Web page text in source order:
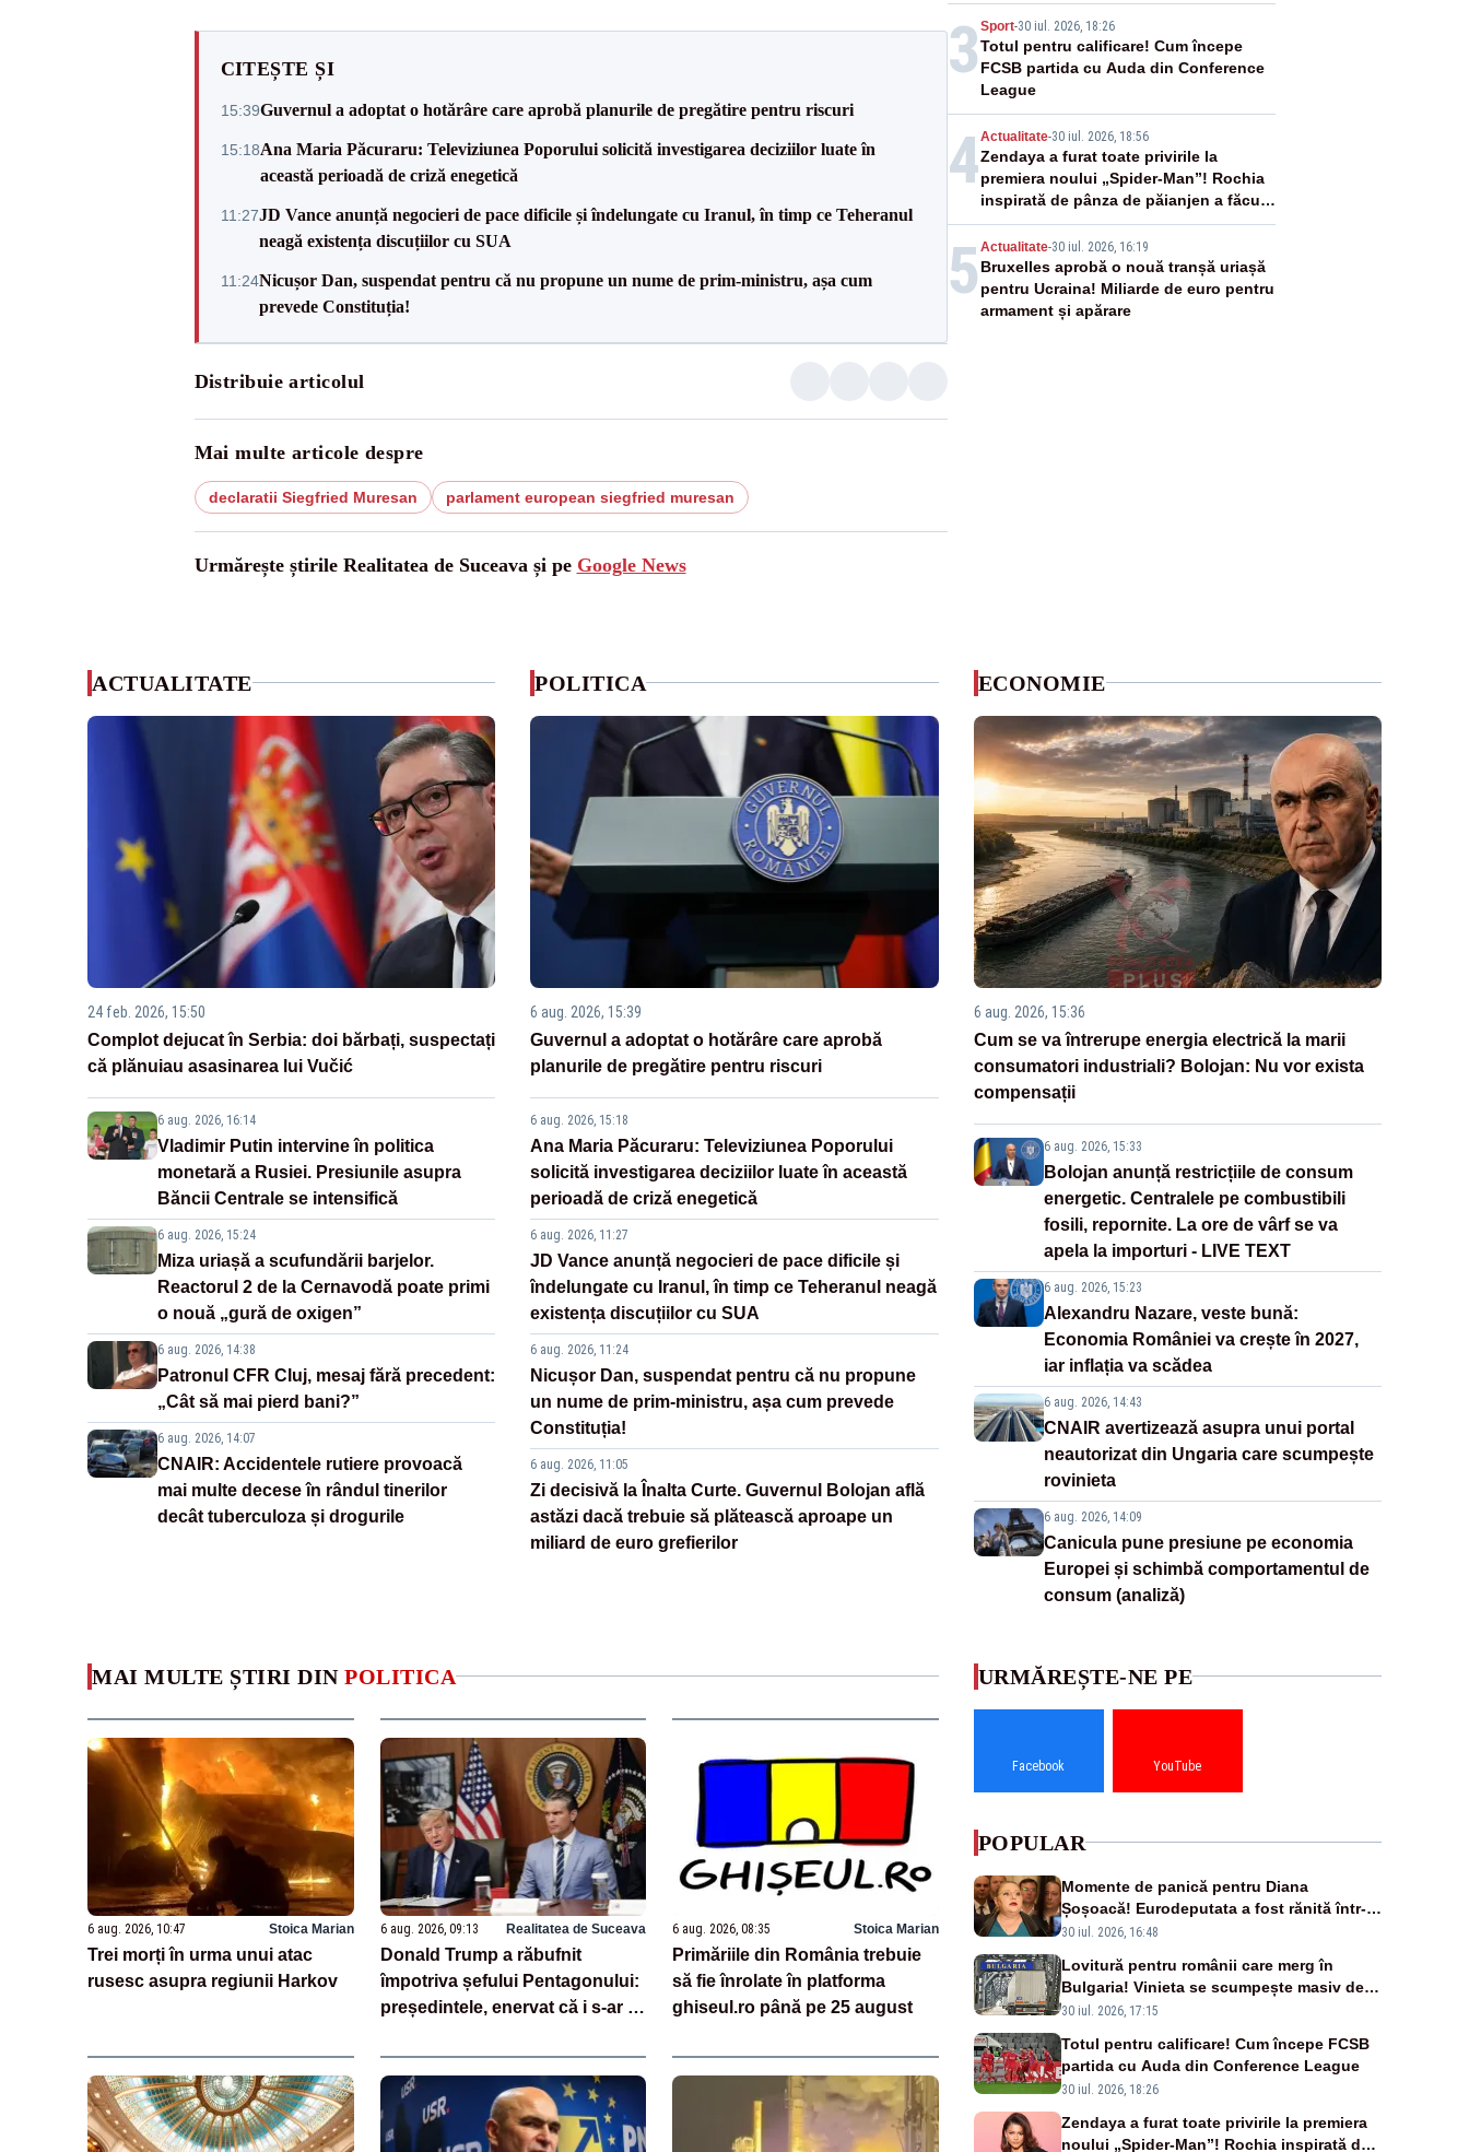
CITEȘTE ȘI
15:39Guvernul a adoptat o hotărâre care aprobă planurile de pregătire pentru riscuri
15:18Ana Maria Păcuraru: Televiziunea Poporului solicită investigarea deciziilor luate în
această perioadă de criză enegetică
11:27JD Vance anunță negocieri de pace dificile și îndelungate cu Iranul, în timp ce Teheranul
neagă existența discuțiilor cu SUA
11:24Nicușor Dan, suspendat pentru că nu propune un nume de prim-ministru, așa cum
prevede Constituția!
Distribuie articolul
Mai multe articole despre
declaratii Siegfried Muresan parlament european siegfried muresan
Urmărește știrile Realitatea de Suceava și pe Google News
3 Sport-30 iul. 2026, 18:26
Totul pentru calificare! Cum începe
FCSB partida cu Auda din Conference
League
4Actualitate-30 iul. 2026, 18:56
Zendaya a furat toate privirile la
premiera noului „Spider-Man”! Rochia
inspirată de pânza de păianjen a făcut
senzație
5 Actualitate-30 iul. 2026, 16:19
Bruxelles aprobă o nouă tranșă uriașă
pentru Ucraina! Miliarde de euro pentru
armament și apărare
ACTUALITATE
24 feb. 2026, 15:50
Complot dejucat în Serbia: doi bărbați, suspectați
că plănuiau asasinarea lui Vučić
6 aug. 2026, 16:14
Vladimir Putin intervine în politica
monetară a Rusiei. Presiunile asupra
Băncii Centrale se intensifică
6 aug. 2026, 15:24
Miza uriașă a scufundării barjelor.
Reactorul 2 de la Cernavodă poate primi
o nouă „gură de oxigen”
6 aug. 2026, 14:38
Patronul CFR Cluj, mesaj fără precedent:
„Cât să mai pierd bani?”
6 aug. 2026, 14:07
CNAIR: Accidentele rutiere provoacă
mai multe decese în rândul tinerilor
decât tuberculoza și drogurile
POLITICA
6 aug. 2026, 15:39
Guvernul a adoptat o hotărâre care aprobă
planurile de pregătire pentru riscuri
6 aug. 2026, 15:18
Ana Maria Păcuraru: Televiziunea Poporului
solicită investigarea deciziilor luate în această
perioadă de criză enegetică
6 aug. 2026, 11:27
JD Vance anunță negocieri de pace dificile și
îndelungate cu Iranul, în timp ce Teheranul neagă
existența discuțiilor cu SUA
6 aug. 2026, 11:24
Nicușor Dan, suspendat pentru că nu propune
un nume de prim-ministru, așa cum prevede
Constituția!
6 aug. 2026, 11:05
Zi decisivă la Înalta Curte. Guvernul Bolojan află
astăzi dacă trebuie să plătească aproape un
miliard de euro grefierilor
ECONOMIE
6 aug. 2026, 15:36
Cum se va întrerupe energia electrică la marii
consumatori industriali? Bolojan: Nu vor exista
compensații
6 aug. 2026, 15:33
Bolojan anunță restricțiile de consum
energetic. Centralele pe combustibili
fosili, repornite. La ore de vârf se va
apela la importuri - LIVE TEXT
6 aug. 2026, 15:23
Alexandru Nazare, veste bună:
Economia României va crește în 2027,
iar inflația va scădea
6 aug. 2026, 14:43
CNAIR avertizează asupra unui portal
neautorizat din Ungaria care scumpește
rovinieta
6 aug. 2026, 14:09
Canicula pune presiune pe economia
Europei și schimbă comportamentul de
consum (analiză)
MAI MULTE ȘTIRI DIN POLITICA
6 aug. 2026, 10:47 Stoica Marian
Trei morți în urma unui atac
rusesc asupra regiunii Harkov
6 aug. 2026, 09:13 Realitatea de Suceava
Donald Trump a răbufnit
împotriva șefului Pentagonului:
președintele, enervat că i s-ar fi
SURSE
6 aug. 2026, 08:35 Stoica Marian
Primăriile din România trebuie
să fie înrolate în platforma
ghiseul.ro până pe 25 august
URMĂREȘTE-NE PE
Facebook YouTube
POPULAR
Momente de panică pentru Diana
Șoșoacă! Eurodeputata a fost rănită într-
un accident rutier
30 iul. 2026, 16:48
Lovitură pentru românii care merg în
Bulgaria! Vinieta se scumpește masiv de la
1 august
30 iul. 2026, 17:15
Totul pentru calificare! Cum începe FCSB
partida cu Auda din Conference League
30 iul. 2026, 18:26
Zendaya a furat toate privirile la premiera
noului „Spider-Man”! Rochia inspirată de